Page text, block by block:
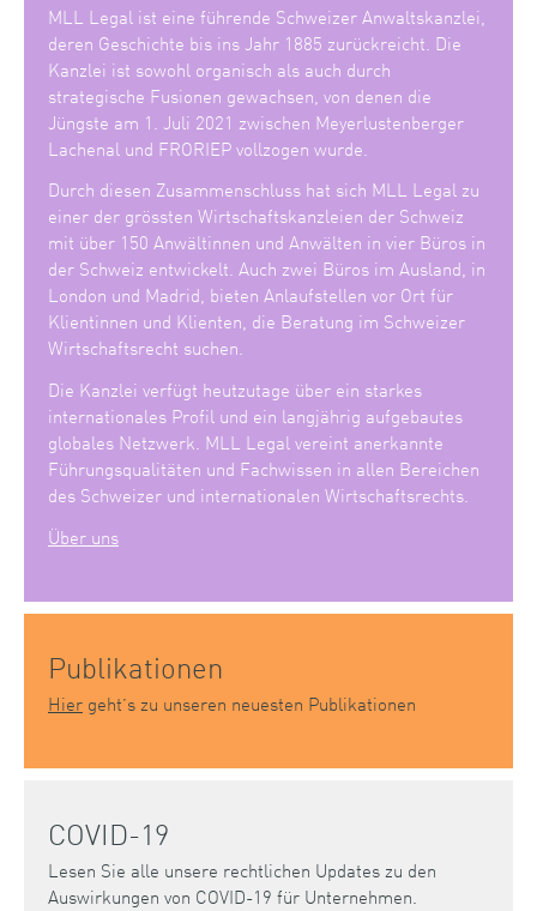
MLL Legal ist eine führende Schweizer Anwaltskanzlei,
deren Geschichte bis ins Jahr 1885 zurückreicht. Die
Kanzlei ist sowohl organisch als auch durch
strategische Fusionen gewachsen, von denen die
Jüngste am 1. Juli 2021 zwischen Meyerlustenberger
Lachenal und FRORIEP vollzogen wurde.
Durch diesen Zusammenschluss hat sich MLL Legal zu
einer der grössten Wirtschaftskanzleien der Schweiz
mit über 150 Anwältinnen und Anwälten in vier Büros in
der Schweiz entwickelt. Auch zwei Büros im Ausland, in
London und Madrid, bieten Anlaufstellen vor Ort für
Klientinnen und Klienten, die Beratung im Schweizer
Wirtschaftsrecht suchen.
Die Kanzlei verfügt heutzutage über ein starkes
internationales Profil und ein langjährig aufgebautes
globales Netzwerk. MLL Legal vereint anerkannte
Führungsqualitäten und Fachwissen in allen Bereichen
des Schweizer und internationalen Wirtschaftsrechts.
Über uns
Publikationen
Hier geht’s zu unseren neuesten Publikationen
COVID-19
Lesen Sie alle unsere rechtlichen Updates zu den
Auswirkungen von COVID-19 für Unternehmen.